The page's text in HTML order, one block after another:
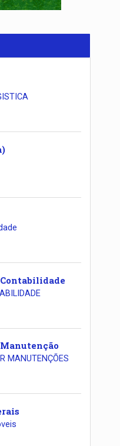
MANUTENÇÕES